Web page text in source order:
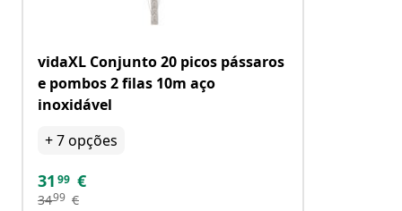
vidaXL Conjunto 20 picos pássaros
e pombos 2 filas 10m aço
inoxidável
+7opções
31 99 €
3499 €